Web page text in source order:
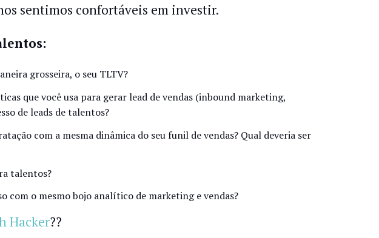
sentimos confortáveis em investir.
grosseira, o seu TLTV?
que você usa para gerar lead de vendas (inbound marketing,
de leads de talentos?
com a mesma dinâmica do seu funil de vendas? Qual deveria ser
talentos?
com o mesmo bojo analítico de marketing e vendas?
Hacker??